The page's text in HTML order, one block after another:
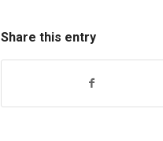
Share this entry